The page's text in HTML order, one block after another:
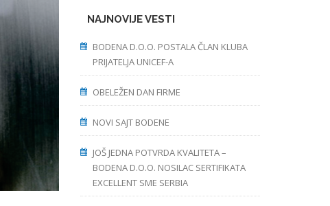
NAJNOVIJE VESTI
BODENA D.O.O. POSTALA ČLAN KLUBA
PRIJATELJA UNICEF-A
OBELEŽEN DAN FIRME
NOVI SAJT BODENE
JOŠ JEDNA POTVRDA KVALITETA –
BODENA D.O.O. NOSILAC SERTIFIKATA
EXCELLENT SME SERBIA